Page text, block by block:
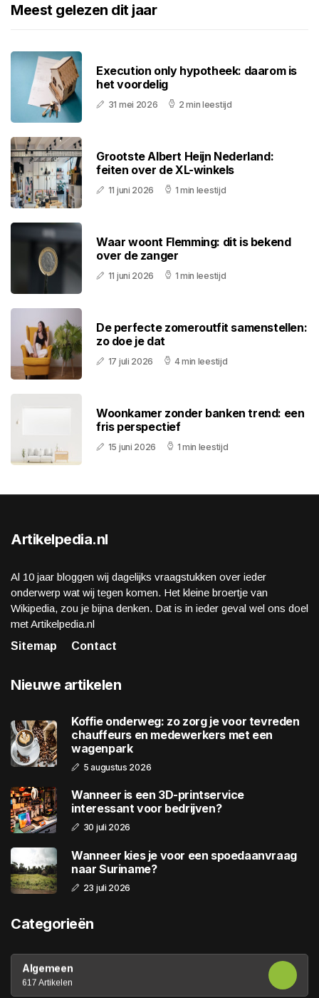
Meest gelezen dit jaar
Execution only hypotheek: daarom is
het voordelig
31 mei 2026 2 min leestijd
Grootste Albert Heijn Nederland:
feiten over de XL-winkels
11 juni 2026 1 min leestijd
Waar woont Flemming: dit is bekend
over de zanger
11 juni 2026 1 min leestijd
De perfecte zomeroutfit samenstellen:
zo doe je dat
17 juli 2026 4 min leestijd
Woonkamer zonder banken trend: een
fris perspectief
15 juni 2026 1 min leestijd
Artikelpedia.nl
Al 10 jaar bloggen wij dagelijks vraagstukken over ieder
onderwerp wat wij tegen komen. Het kleine broertje van
Wikipedia, zou je bijna denken. Dat is in ieder geval wel ons doel
met Artikelpedia.nl
Sitemap
Contact
Nieuwe artikelen
Koffie onderweg: zo zorg je voor tevreden
chauffeurs en medewerkers met een
wagenpark
5 augustus 2026
Wanneer is een 3D-printservice
interessant voor bedrijven?
30 juli 2026
Wanneer kies je voor een spoedaanvraag
naar Suriname?
23 juli 2026
Categorieën
Algemeen
617 Artikelen